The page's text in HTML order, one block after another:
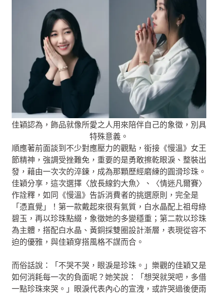
佳穎認為，飾品就像所愛之人用來陪伴自己的象徵，別具
特殊意義。
順應著前面談到不少對應壓力的觀點，銜接《慢溫》女王
節精神，強調受挫難免，重要的是勇敢擦乾眼淚、整裝出
發，藉由一次次的淬鍊，成為那顆歷經磨練的圓滑珍珠。
佳穎分享，這次選擇〈放長線釣大魚〉、〈情迷凡爾賽〉
作詮釋，如同《慢溫》告訴消費者的挑選原則，完全是
「憑直覺」！第一款戴起來很有氣質，白水晶配上祖母綠
碧玉，再以珍珠點綴，象徵她的多變穩重；第二款以珍珠
為主體，搭配白水晶、黃銅採雙圈設計漸層，表現從容不
迫的優雅，與佳穎穿搭風格不謀而合。
而俗話說：「不哭不哭，眼淚是珍珠。」樂觀的佳穎又是
如何消耗每一次的負面呢？她笑說：「想哭就哭吧，多借
一點珍珠來哭。」眼淚代表內心的宣洩，或許哭過後便雨